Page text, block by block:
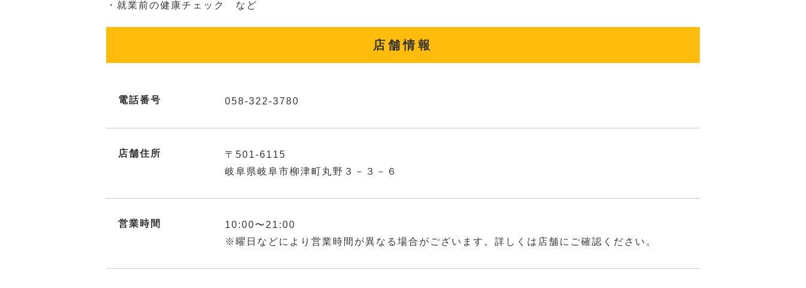
・就業前の健康チェック など
店舗情報
電話番号 058-322-3780
店舗住所
〒501-6115
岐阜県岐阜市柳津町丸野３－３－６
営業時間
10:00〜21:00
※曜日などにより営業時間が異なる場合がございます。詳しくは店舗にご確認ください。